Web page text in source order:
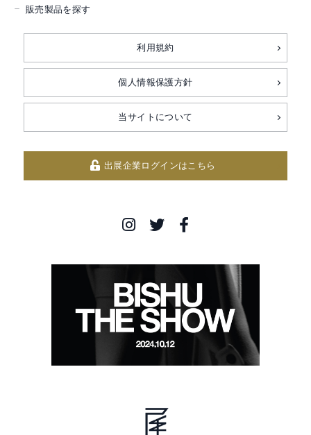
販売製品を探す
利用規約
個人情報保護方針
当サイトについて
出展企業ログインはこちら